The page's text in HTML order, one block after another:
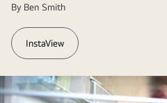
By Ben Smith
InstaView